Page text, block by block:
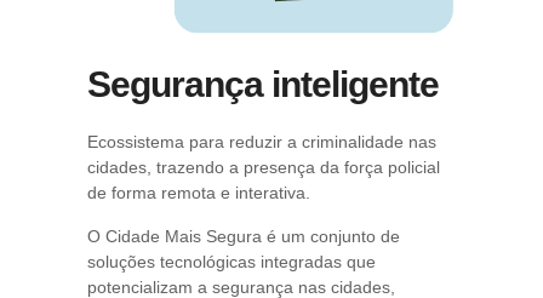
Segurança inteligente
Ecossistema para reduzir a criminalidade nas
cidades, trazendo a presença da força policial
de forma remota e interativa.
O Cidade Mais Segura é um conjunto de
soluções tecnológicas integradas que
potencializam a segurança nas cidades,